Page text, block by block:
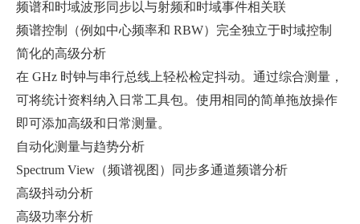
频谱和时域波形同步以与射频和时域事件相关联
频谱控制（例如中心频率和 RBW）完全独立于时域控制
简化的高级分析
在 GHz 时钟与串行总线上轻松检定抖动。通过综合测量，
可将统计资料纳入日常工具包。使用相同的简单拖放操作
即可添加高级和日常测量。
自动化测量与趋势分析
Spectrum View（频谱视图）同步多通道频谱分析
高级抖动分析
高级功率分析